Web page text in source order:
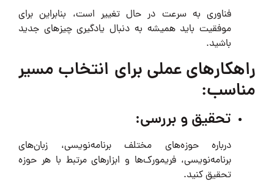
فناوری به سرعت در حال تغییر است، بنابراین برای
موفقیت باید همیشه به دنبال یادگیری چیزهای جدید
باشید.
راهکارهای عملی برای انتخاب مسیر
مناسب:
تحقیق و بررسی:
درباره حوزه‌های مختلف برنامه‌نویسی، زبان‌های
برنامه‌نویسی، فریمورک‌ها و ابزارهای مرتبط با هر حوزه
تحقیق کنید.